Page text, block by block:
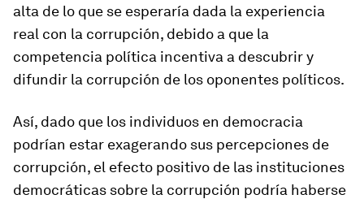
alta de lo que se esperaría dada la experiencia
real con la corrupción, debido a que la
competencia política incentiva a descubrir y
difundir la corrupción de los oponentes políticos.
Así, dado que los individuos en democracia
podrían estar exagerando sus percepciones de
corrupción, el efecto positivo de las instituciones
democráticas sobre la corrupción podría haberse